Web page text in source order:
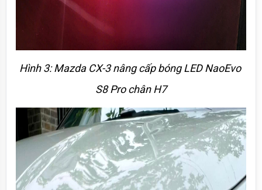
Hình 3: Mazda CX-3 nâng cấp bóng LED NaoEvo
S8 Pro chân H7